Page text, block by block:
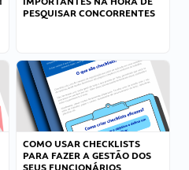
PESQUISAR CONCORRENTES
COMO USAR CHECKLISTS
PARA FAZER A GESTÃO DOS